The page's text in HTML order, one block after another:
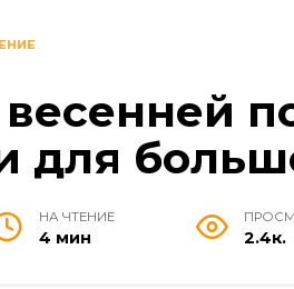
для
НА ЧТЕНИЕ
4 мин 2.4к.